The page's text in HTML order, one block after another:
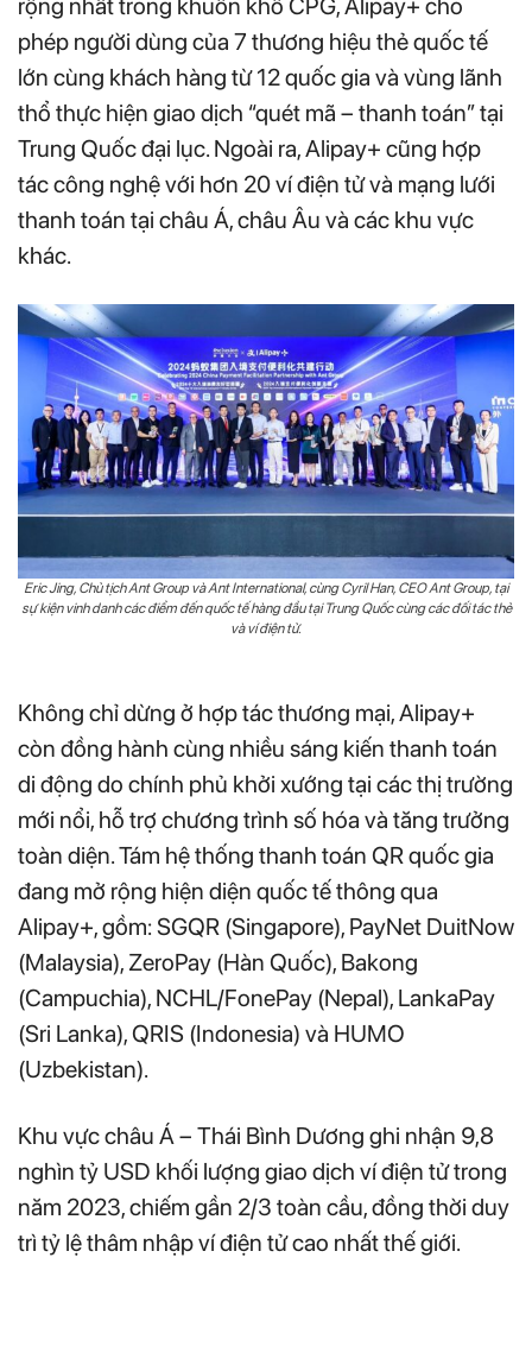
phép người dùng của 7 thương hiệu thẻ quốc tế
lớn cùng khách hàng từ 12 quốc gia và vùng lãnh
thổ thực hiện giao dịch “quét mã – thanh toán” tại
Trung Quốc đại lục. Ngoài ra, Alipay+ cũng hợp
tác công nghệ với hơn 20 ví điện tử và mạng lưới
thanh toán tại châu Á, châu Âu và các khu vực
khác.
Eric Jing, Chủ tịch Ant Group và Ant International, cùng Cyril Han, CEO Ant Group, tại
sự kiện vinh danh các điểm đến quốc tế hàng đầu tại Trung Quốc cùng các đối tác thẻ
và ví điện tử.
Không chỉ dừng ở hợp tác thương mại, Alipay+
còn đồng hành cùng nhiều sáng kiến thanh toán
di động do chính phủ khởi xướng tại các thị trường
mới nổi, hỗ trợ chương trình số hóa và tăng trưởng
toàn diện. Tám hệ thống thanh toán QR quốc gia
đang mở rộng hiện diện quốc tế thông qua
Alipay+, gồm: SGQR (Singapore), PayNet DuitNow
(Malaysia), ZeroPay (Hàn Quốc), Bakong
(Campuchia), NCHL/FonePay (Nepal), LankaPay
(Sri Lanka), QRIS (Indonesia) và HUMO
(Uzbekistan).
Khu vực châu Á – Thái Bình Dương ghi nhận 9,8
nghìn tỷ USD khối lượng giao dịch ví điện tử trong
năm 2023, chiếm gần 2/3 toàn cầu, đồng thời duy
trì tỷ lệ thâm nhập ví điện tử cao nhất thế giới.